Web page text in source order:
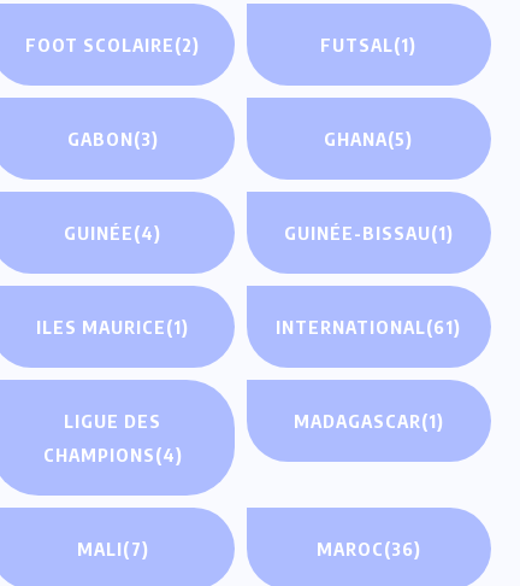
FOOT SCOLAIRE(2) FUTSAL(1)
GABON(3) GHANA(5)
GUINÉE(4) GUINÉE-BISSAU(1)
ILES MAURICE(1) INTERNATIONAL(61)
LIGUE DES
CHAMPIONS(4)
MADAGASCAR(1)
MALI(7) MAROC(36)